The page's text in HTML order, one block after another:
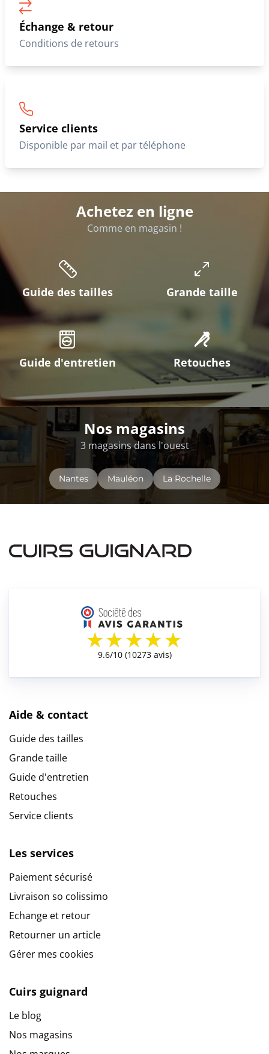
Échange & retour
Conditions de retours
Service clients
Disponible par mail et par téléphone
Achetez en ligne
Comme en magasin !
Guide des tailles Grande taille
Guide d'entretien Retouches
Nos magasins
3 magasins dans l'ouest
Nantes Mauléon La Rochelle
Aide & contact
Guide des tailles
Grande taille
Guide d'entretien
Retouches
Service clients
Les services
Paiement sécurisé
Livraison so colissimo
Echange et retour
Retourner un article
Gérer mes cookies
Cuirs guignard
Le blog
Nos magasins